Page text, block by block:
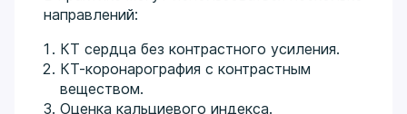
направлений:
КТ сердца без контрастного усиления.
КТ-коронарография с контрастным
веществом.
Оценка кальциевого индекса.